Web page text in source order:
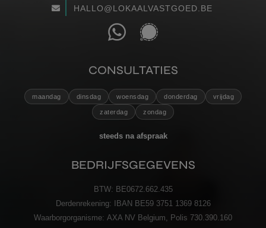
VERZENDEN
RECENSIES
HALLO@LOKAALVASTGOED.BE
CONSULTATIES
maandag dinsdag woensdag donderdag vrijdag
zaterdag zondag
steeds na afspraak
BEDRIJFSGEGEVENS
BTW: BE0672.662.435
Derdenrekening:
IBAN BE59 3751 1369 8126
Waarborgorganisme: AXA NV Belgium, Polis 730.390.160